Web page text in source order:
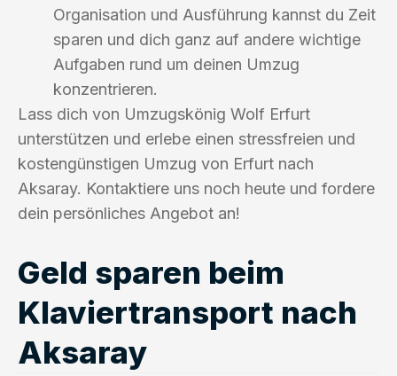
Organisation und Ausführung kannst du Zeit
sparen und dich ganz auf andere wichtige
Aufgaben rund um deinen Umzug
konzentrieren.
Lass dich von Umzugskönig Wolf Erfurt
unterstützen und erlebe einen stressfreien und
kostengünstigen Umzug von Erfurt nach
Aksaray. Kontaktiere uns noch heute und fordere
dein persönliches Angebot an!
Geld sparen beim
Klaviertransport nach
Aksaray